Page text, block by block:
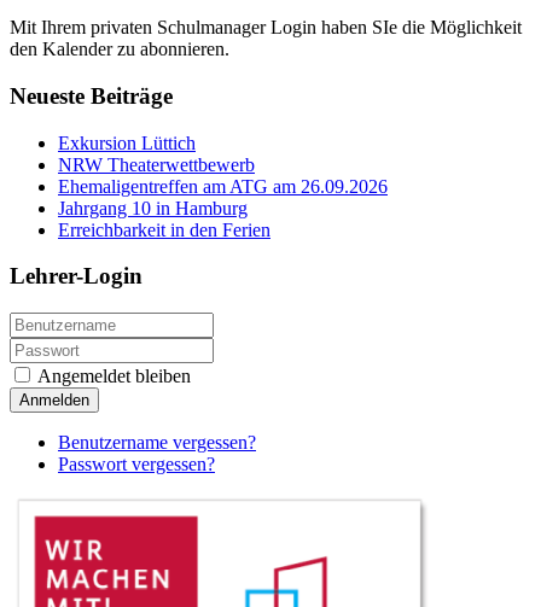
Mit Ihrem privaten Schulmanager Login haben SIe die Möglichkeit
den Kalender zu abonnieren.
Neueste Beiträge
Exkursion Lüttich
NRW Theaterwettbewerb
Ehemaligentreffen am ATG am 26.09.2026
Jahrgang 10 in Hamburg
Erreichbarkeit in den Ferien
Lehrer-Login
Angemeldet bleiben
Anmelden
Benutzername vergessen?
Passwort vergessen?